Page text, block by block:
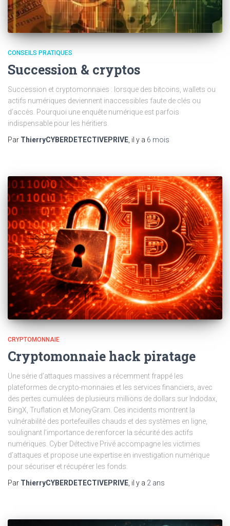
CONSEILS PRATIQUES
Succession & cryptos
Succession et cryptomonnaies : lorsque des bitcoins, wallets ou
actifs numériques deviennent inaccessibles faute de clés ou
d’accès. Pourquoi une enquête numérique est parfois
indispensable pour les héritiers.
Par ThierryCYBERDETECTIVEPRIVE, il y a 6 mois
CRYPTOMONNAIE
Cryptomonnaie hack piratage
Une série d’attaques massives a récemment frappé les
plateformes de crypto-monnaies et les services financiers, avec
des pertes cumulées de plusieurs millions de dollars sur Indodax,
BingX, Truflation et MoneyGram. Ces incidents montrent la
vulnérabilité des portefeuilles chauds et des systèmes en ligne,
soulignant l’importance de renforcer la sécurité des actifs
numériques. Cyber Détective Privé accompagne les victimes
d’attaques et propose une expertise en investigation numérique
pour sécuriser et récupérer les fonds.
Par ThierryCYBERDETECTIVEPRIVE , il y a 2 ans